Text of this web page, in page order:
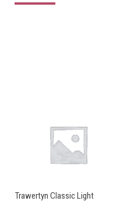
Trawertyn Classic Light